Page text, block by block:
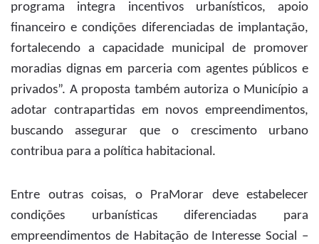
programa integra incentivos urbanísticos, apoio
financeiro e condições diferenciadas de implantação,
fortalecendo a capacidade municipal de promover
moradias dignas em parceria com agentes públicos e
privados”. A proposta também autoriza o Município a
adotar contrapartidas em novos empreendimentos,
buscando assegurar que o crescimento urbano
contribua para a política habitacional.
Entre outras coisas, o PraMorar deve estabelecer
condições urbanísticas diferenciadas para
empreendimentos de Habitação de Interesse Social –